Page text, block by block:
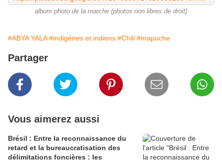
album photo de la marche (photos non libres de droit)
#ABYA YALA #indigènes et indiens #Chili #mapuche
Partager
Vous aimerez aussi
Brésil : Entre la reconnaissance du
retard et la bureaucratisation des
délimitations foncières : les